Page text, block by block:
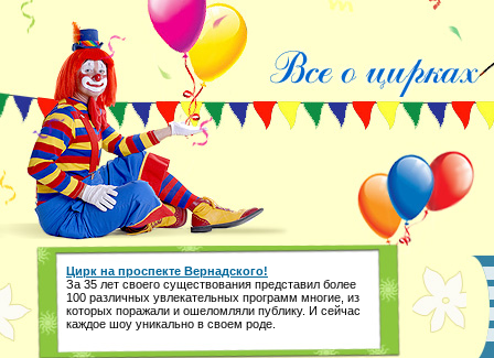
Цирк на проспекте Вернадского!
За 35 лет своего существования представил более
100 различных увлекательных программ многие, из
которых поражали и ошеломляли публику. И сейчас
каждое шоу уникально в своем роде.